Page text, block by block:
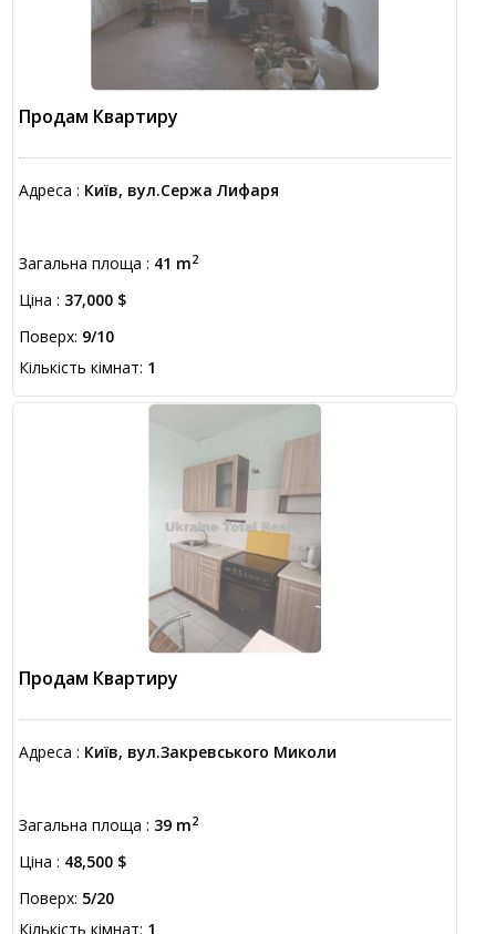
Продам Квартиру
Адреса : Київ, вул.Сержа Лифаря
Загальна площа : 41 m2
Ціна : 37,000 $
Поверх: 9/10
Кількість кімнат: 1
Продам Квартиру
Адреса : Київ, вул.Закревського Миколи
Загальна площа : 39 m2
Ціна : 48,500 $
Поверх: 5/20
Кількість кімнат: 1